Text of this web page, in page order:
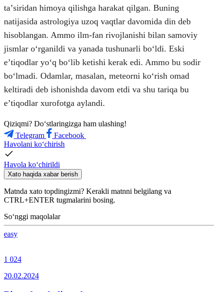
taʼsiridan himoya qilishga harakat qilgan. Buning
natijasida astrologiya uzoq vaqtlar davomida din deb
hisoblangan. Ammo ilm-fan rivojlanishi bilan samoviy
jismlar oʻrganildi va yanada tushunarli boʻldi. Eski
eʼtiqodlar yoʻq boʻlib ketishi kerak edi. Ammo bu sodir
boʻlmadi. Odamlar, masalan, meteorni koʻrish omad
keltiradi deb ishonishda davom etdi va shu tariqa bu
eʼtiqodlar xurofotga aylandi.
Qiziqmi? Doʻstlaringizga ham ulashing!
Telegram
Facebook
Havolani ko‘chirish
Havola ko‘chirildi
Xato haqida xabar berish
Matnda xato topdingizmi? Kerakli matnni belgilang va
CTRL+ENTER tugmalarini bosing.
So‘nggi maqolalar
easy
1 024
20.02.2024